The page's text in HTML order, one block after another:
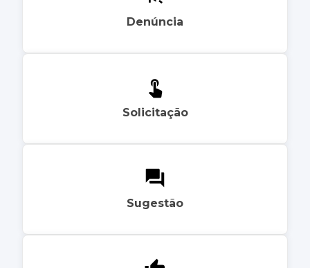
Denúncia
Solicitação
Sugestão